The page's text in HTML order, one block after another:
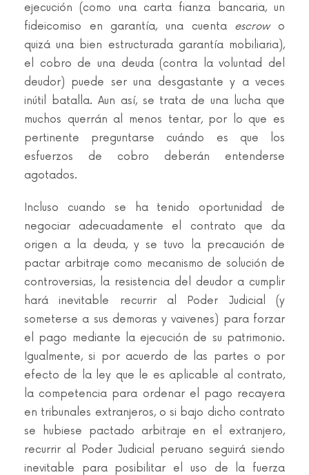
ejecución (como una carta fianza bancaria, un
fideicomiso en garantía, una cuenta escrow o
quizá una bien estructurada garantía mobiliaria),
el cobro de una deuda (contra la voluntad del
deudor) puede ser una desgastante y a veces
inútil batalla. Aun así, se trata de una lucha que
muchos querrán al menos tentar, por lo que es
pertinente preguntarse cuándo es que los
esfuerzos de cobro deberán entenderse
agotados.
Incluso cuando se ha tenido oportunidad de
negociar adecuadamente el contrato que da
origen a la deuda, y se tuvo la precaución de
pactar arbitraje como mecanismo de solución de
controversias, la resistencia del deudor a cumplir
hará inevitable recurrir al Poder Judicial (y
someterse a sus demoras y vaivenes) para forzar
el pago mediante la ejecución de su patrimonio.
Igualmente, si por acuerdo de las partes o por
efecto de la ley que le es aplicable al contrato,
la competencia para ordenar el pago recayera
en tribunales extranjeros, o si bajo dicho contrato
se hubiese pactado arbitraje en el extranjero,
recurrir al Poder Judicial peruano seguirá siendo
inevitable para posibilitar el uso de la fuerza